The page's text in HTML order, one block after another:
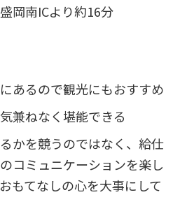
岡南ICより約16分
あるので観光にもおすすめ
兼ねなく堪能できる
かを競うのではなく、給仕
コミュニケーションを楽し
もてなしの心を大事にして